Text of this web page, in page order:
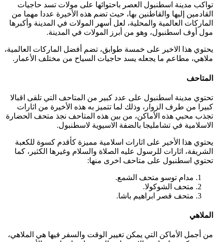
تواكب مدينة اسطنبول العصر باحتوائها على مولات تسد حاجيات
القادمين إليها والقاطنين بها، حيث تضم هذه الأخيرة عددا مهما من
الماركات العالمية والمحلية، لعل أسهر المولات في المدينة وأكبرها
مول أوف اسطنبول، وهو من أبرز المولات في المدينة.
يحتوي هذا الاخير على خمسة طوابق، تضم أفضل الماركات العالمية،
ملاهي، مطاعم ما يجعله يسد حاجيات السياح من مختلف الأعمار.
المتاحف
تحتوي مدينة اسطنبول على عدد كبير من المتاحف التي تلقى اقبالا
كبيرا من طرف الزوار، وذلك لما تتميز به هذه الأخيرة من اثارات
تجذب محبي هذه الأماكن، من بين هذه المتاحف نجذ متحف الحضارة
الاسلامية في تشامليجا بالضفة الاسيوية لاسطنبول.
يحتوي هذا الأخير على اثارات اسلامية مميزة كأقدم كسوة للكعبة
الشريفة، اثارات للرسول عليه الصلاة والسلام وغيرها الكثير، كما
تحتوي اسطنبول على متاحف اخرى منها:
مدام توسو متحف الشمع.
متحف الشوكولا.
متحف قصر ابراهيم باشا.
الملاهي
من أجمل الأماكن التي يمكن تغيير الوقت والسفر فيها هي الملاهي،